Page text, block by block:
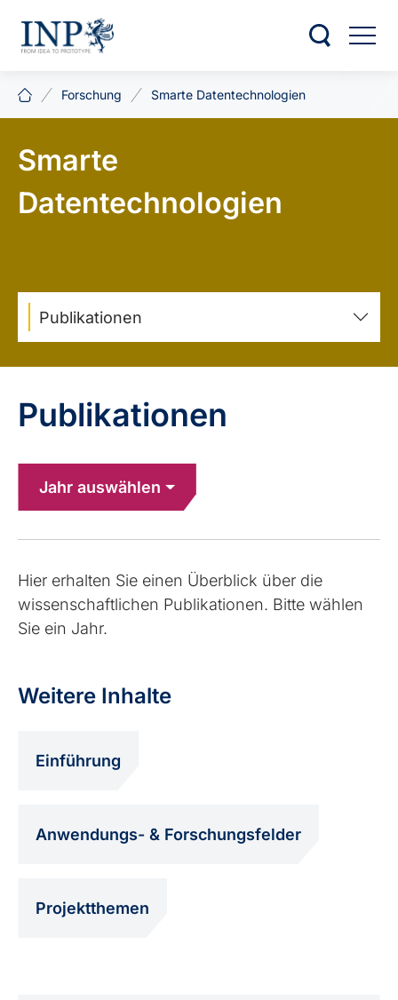
Forschung Smarte Datentechnologien
Smarte
Datentechnologien
Publikationen
Publi­ka­tionen
Jahr auswählen
Hier erhalten Sie einen Überblick über die
wissenschaftlichen Publikationen. Bitte wählen
Sie ein Jahr.
Weitere Inhalte
Einführung
Anwendungs- & Forschungsfelder
Projektthemen